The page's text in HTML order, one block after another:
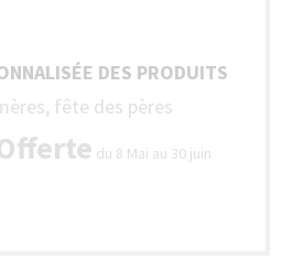
DES PRODUITS
fête des pères
du 8 Mai au 30 juin